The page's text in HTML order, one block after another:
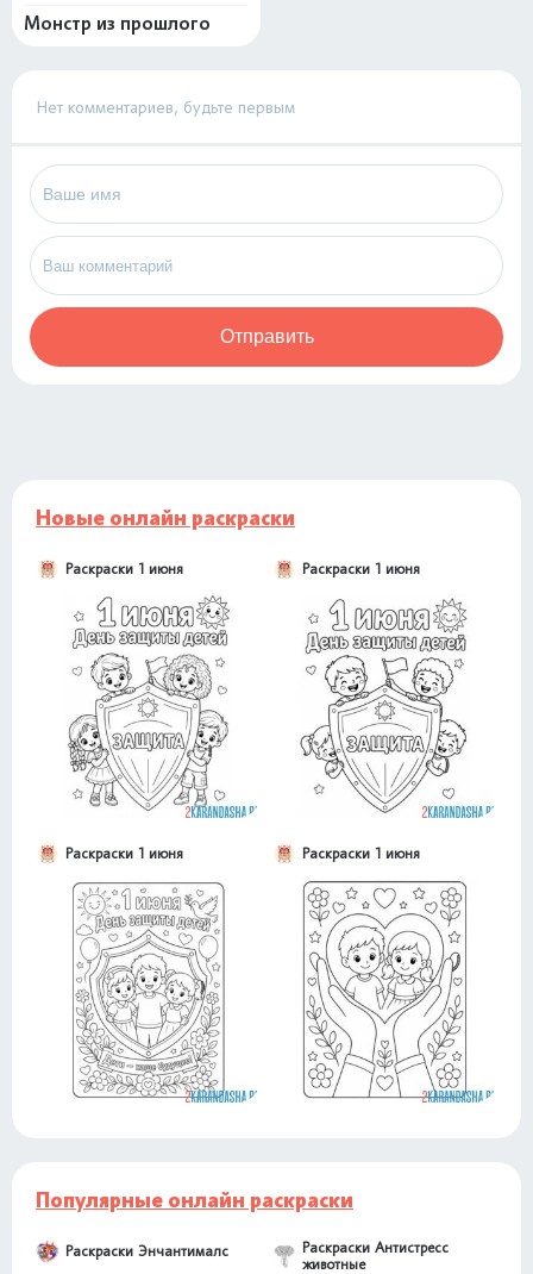
Монстр из прошлого
Нет комментариев, будьте первым
Отправить
Новые онлайн раскраски
Раскраски 1 июня Раскраски 1 июня
Раскраски 1 июня Раскраски 1 июня
Популярные онлайн раскраски
Раскраски Энчантималс
Раскраски Антистресс
животные